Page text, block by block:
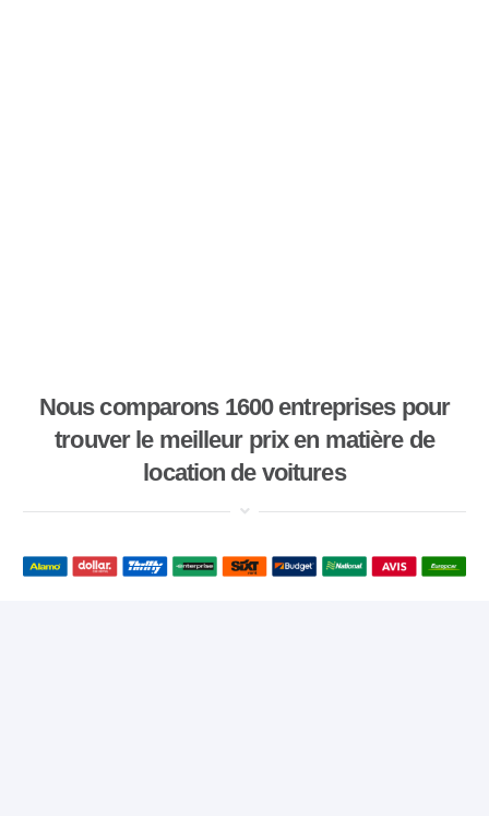
Nous comparons 1600 entreprises pour
trouver le meilleur prix en matière de
location de voitures